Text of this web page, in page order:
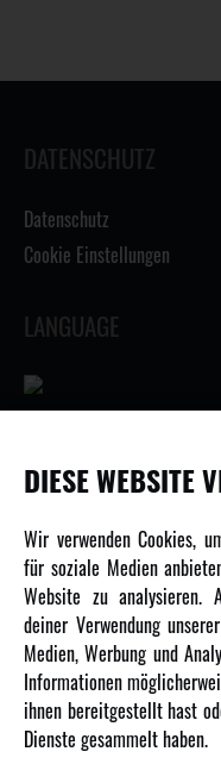
DATENSCHUTZ
Datenschutz
Cookie Einstellungen
LANGUAGE
INFORMATIONEN
Newsletter
Über uns
Karriere
Amewi Kataloge
MEHR VON AMEWI
DIESE WEBSITE
Wir verwenden Cookies,
für soziale Medien
Website zu analysieren.
deiner Verwendung
Medien, Werbung und
Informationen
ihnen bereitgestellt hast
Dienste gesammelt haben.